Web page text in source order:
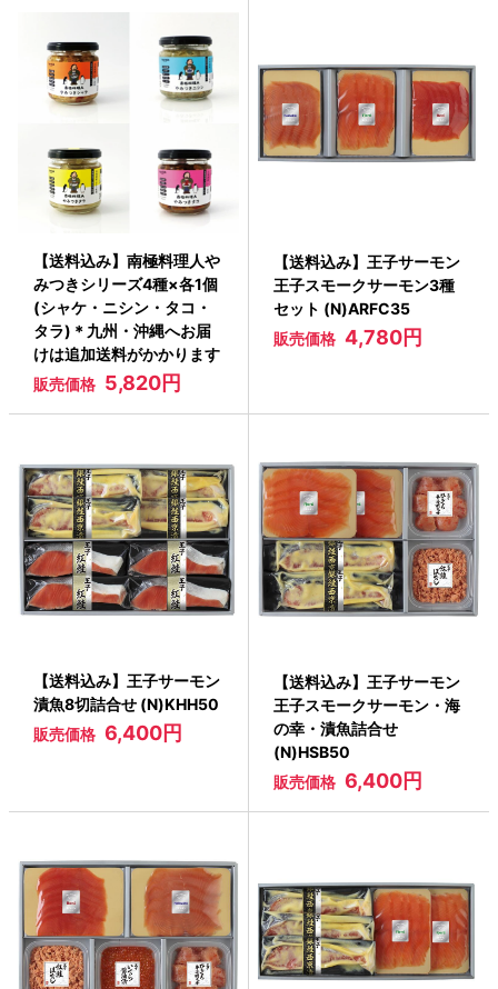
【送料込み】南極料理人や
みつきシリーズ4種×各1個
(シャケ・ニシン・タコ・
タラ)＊九州・沖縄へお届
けは追加送料がかかります
販売価格 5,820円
【送料込み】王子サーモン
王子スモークサーモン3種
セット (N)ARFC35
販売価格 4,780円
【送料込み】王子サーモン
漬魚8切詰合せ (N)KHH50
販売価格 6,400円
【送料込み】王子サーモン
王子スモークサーモン・海
の幸・漬魚詰合せ
(N)HSB50
販売価格 6,400円